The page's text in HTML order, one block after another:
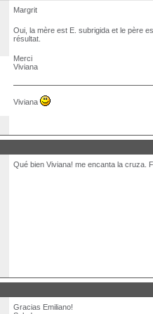
Margrit
Oui, la mère est E. subrigida et le père
résultat.
Merci
Viviana
Viviana
Qué bien Viviana! me encanta la cruza.
Gracias Emiliano!